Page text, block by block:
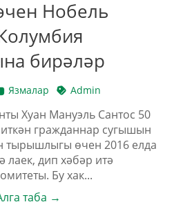
Нобель
бирәләр
Язмалар Admin
Хуан Мануэль Сантос 50
гражданнар сугышын
тырышлыгы өчен 2016 елда
дип хәбәр итә
Бу хак...
таба →